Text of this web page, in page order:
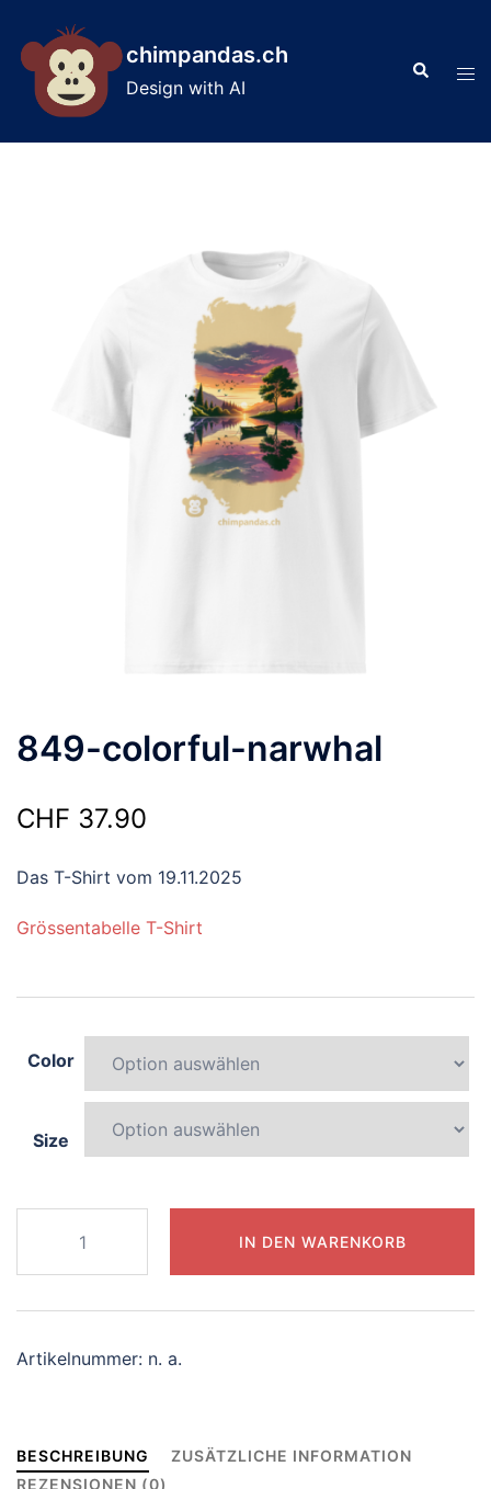
content
chimpandas.ch
Design with AI
Search
849-colorful-narwhal
CHF 37.90
Das T-Shirt vom 19.11.2025
Grössentabelle T-Shirt
Color
Size
colorful-
narwhal
Menge
IN DEN WARENKORB
Artikelnummer: n. a.
BESCHREIBUNG
ZUSÄTZLICHE INFORMATION
REZENSIONEN (0)